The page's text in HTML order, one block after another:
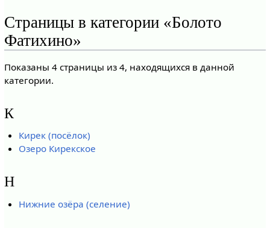
Страницы в категории «Болото
Фатихино»
Показаны 4 страницы из 4, находящихся в данной
категории.
К
Кирек (посёлок)
Озеро Кирекское
Н
Нижние озёра (селение)